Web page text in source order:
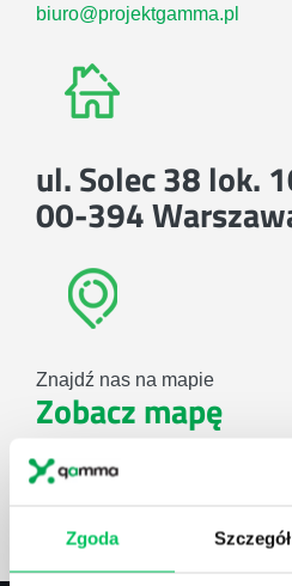
Zgoda
biuro@projektgamma.pl
ul. Solec 38 lok.
00-394
Znajdź nas na mapie
Zobacz mapę
ZAPYTAJ O